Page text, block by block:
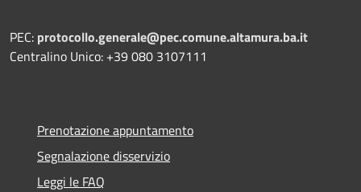
PEC: protocollo.generale@pec.comune.altamura.ba.it
Centralino Unico: +39 080 3107111
Prenotazione appuntamento
Segnalazione disservizio
Leggi le FAQ